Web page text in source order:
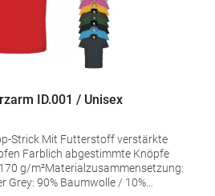
ID.001 / Unisex
verstärkte
g/m²Materialzusammensetzung:
Grey: 90% Baumwolle / 10%